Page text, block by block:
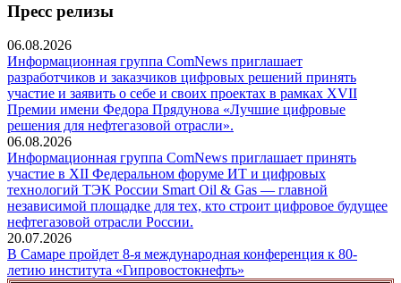
Пресс релизы
06.08.2026
Информационная группа ComNews приглашает
разработчиков и заказчиков цифровых решений принять
участие и заявить о себе и своих проектах в рамках XVII
Премии имени Федора Прядунова «Лучшие цифровые
решения для нефтегазовой отрасли».
06.08.2026
Информационная группа ComNews приглашает принять
участие в XII Федеральном форуме ИТ и цифровых
технологий ТЭК России Smart Oil & Gas — главной
независимой площадке для тех, кто строит цифровое будущее
нефтегазовой отрасли России.
20.07.2026
В Самаре пройдет 8-я международная конференция к 80-
летию института «Гипровостокнефть»